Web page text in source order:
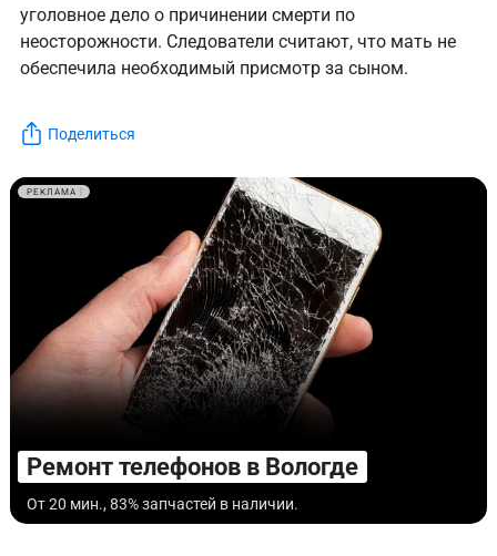
уголовное дело о причинении смерти по
неосторожности. Следователи считают, что мать не
обеспечила необходимый присмотр за сыном.
Поделиться
РЕКЛАМА
Ремонт телефонов в Вологде
От 20 мин., 83% запчастей в наличии.